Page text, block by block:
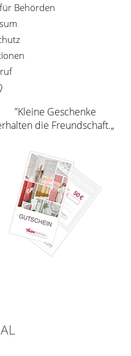
Behörden
”Kleine Geschenke
die Freundschaft.„